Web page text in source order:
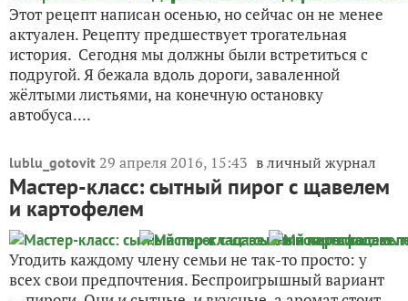
Этот рецепт написан осенью, но сейчас он не менее
актуален. Рецепту предшествует трогательная
история. Сегодня мы должны были встретиться с
подругой. Я бежала вдоль дороги, заваленной
жёлтыми листьями, на конечную остановку
автобуса....
lublu_gotovit 29 апреля 2016, 15:43 в личный журнал
Мастер-класс: сытный пирог с щавелем
и картофелем
Угодить каждому члену семьи не так-то просто: у
всех свои предпочтения. Беспроигрышный вариант